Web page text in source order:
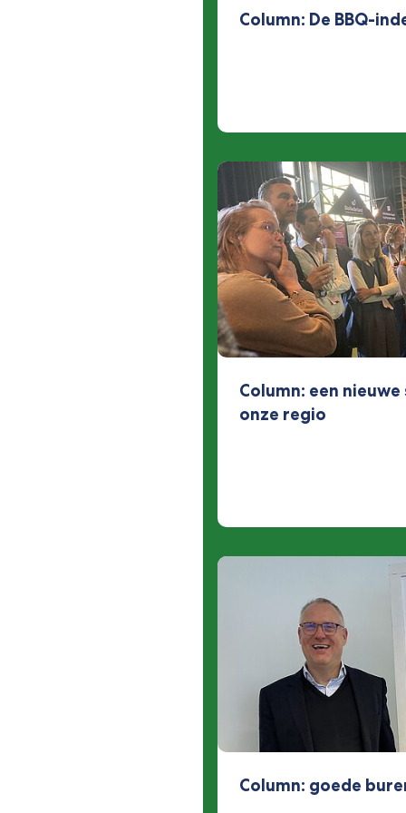
Column: De BBQ-
Column: een
onze regio
Column: goede